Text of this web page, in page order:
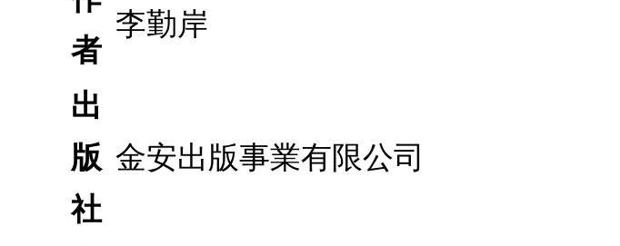
者
李勤岸
出
版
社
金安出版事業有限公司